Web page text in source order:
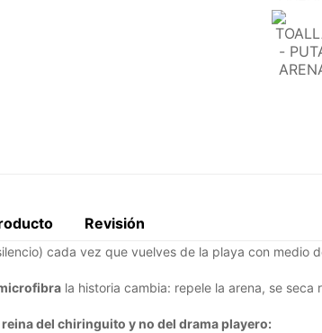
Revisión
cada vez que vuelves de la playa con medio
la historia cambia: repele la arena, se
del chiringuito y no del drama playero: